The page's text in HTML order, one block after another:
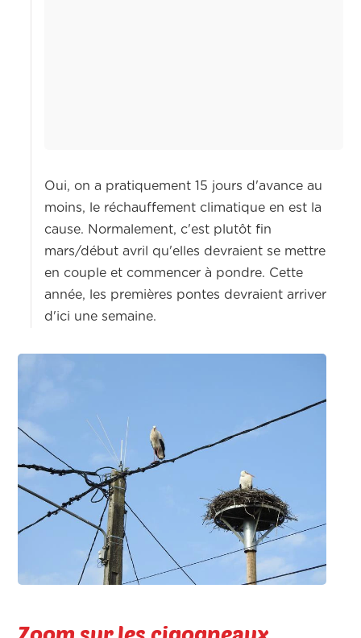
Oui, on a pratiquement 15 jours d'avance au
moins, le réchauffement climatique en est la
cause. Normalement, c'est plutôt fin
mars/début avril qu'elles devraient se mettre
en couple et commencer à pondre. Cette
année, les premières pontes devraient arriver
d'ici une semaine.